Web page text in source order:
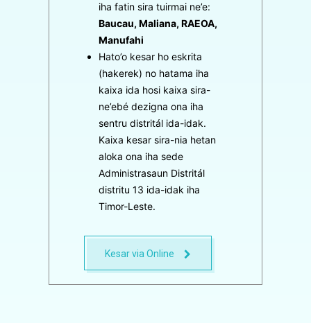
iha fatin sira tuirmai ne’e:
Baucau, Maliana, RAEOA,
Manufahi
Hato’o kesar ho eskrita
(hakerek) no hatama iha
kaixa ida hosi kaixa sira-
ne’ebé dezigna ona iha
sentru distritál ida-idak.
Kaixa kesar sira-nia hetan
aloka ona iha sede
Administrasaun Distritál
distritu 13 ida-idak iha
Timor-Leste.
Kesar via Online